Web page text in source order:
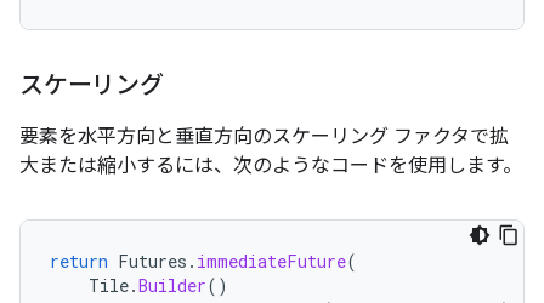
スケーリング
要素を水平方向と垂直方向のスケーリング ファクタで拡
大または縮小するには、次のようなコードを使用します。
return Futures . immediateFuture(
Tile.Builder()